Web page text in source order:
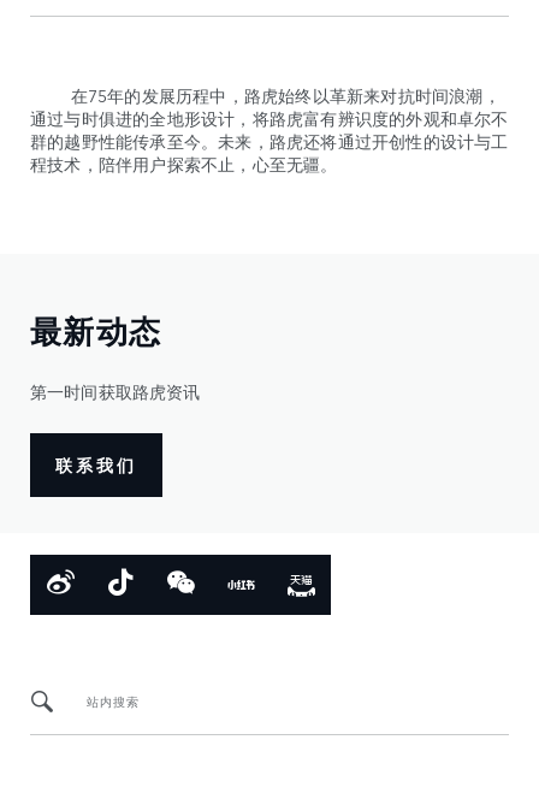
在75年的发展历程中，路虎始终以革新来对抗时间浪潮，
通过与时俱进的全地形设计，将路虎富有辨识度的外观和卓尔不
群的越野性能传承至今。未来，路虎还将通过开创性的设计与工
程技术，陪伴用户探索不止，心至无疆。
最新动态
第一时间获取路虎资讯
联系我们
站内搜索